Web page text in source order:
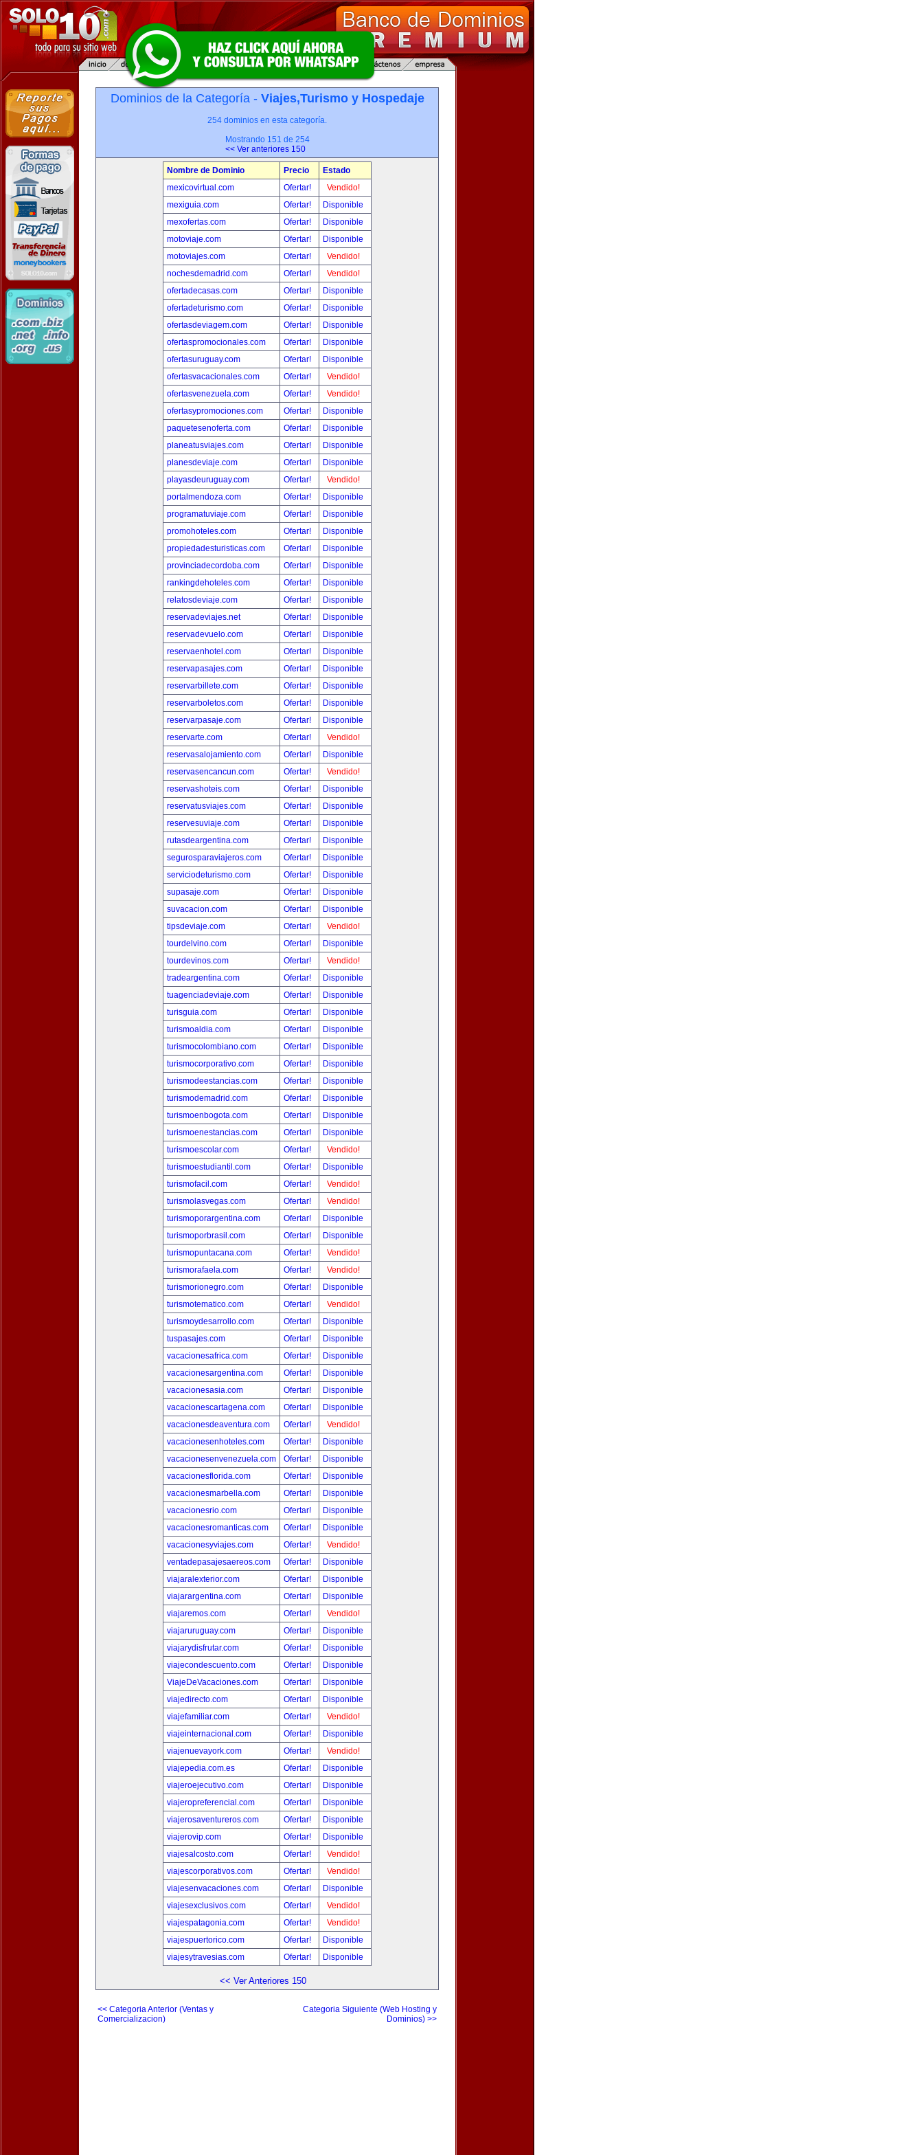
Dominios de la Categoría - Viajes,Turismo y Hospedaje
254 dominios en esta categoría.
Mostrando 151 de 254
<< Ver anteriores 150
Nombre de Dominio Precio
Estado
mexicovirtual.com
Ofertar!
Vendido!
mexiguia.com
Ofertar!
Disponible
mexofertas.com
Ofertar!
Disponible
motoviaje.com
Ofertar!
Disponible
motoviajes.com
Ofertar!
Vendido!
nochesdemadrid.com
Ofertar!
Vendido!
ofertadecasas.com
Ofertar!
Disponible
ofertadeturismo.com
Ofertar!
Disponible
ofertasdeviagem.com
Ofertar!
Disponible
ofertaspromocionales.com
Ofertar!
Disponible
ofertasuruguay.com
Ofertar!
Disponible
ofertasvacacionales.com
Ofertar!
Vendido!
ofertasvenezuela.com
Ofertar!
Vendido!
ofertasypromociones.com
Ofertar!
Disponible
paquetesenoferta.com
Ofertar!
Disponible
planeatusviajes.com
Ofertar!
Disponible
planesdeviaje.com
Ofertar!
Disponible
playasdeuruguay.com
Ofertar!
Vendido!
portalmendoza.com
Ofertar!
Disponible
programatuviaje.com
Ofertar!
Disponible
promohoteles.com
Ofertar!
Disponible
propiedadesturisticas.com
Ofertar!
Disponible
provinciadecordoba.com
Ofertar!
Disponible
rankingdehoteles.com
Ofertar!
Disponible
relatosdeviaje.com
Ofertar!
Disponible
reservadeviajes.net
Ofertar!
Disponible
reservadevuelo.com
Ofertar!
Disponible
reservaenhotel.com
Ofertar!
Disponible
reservapasajes.com
Ofertar!
Disponible
reservarbillete.com
Ofertar!
Disponible
reservarboletos.com
Ofertar!
Disponible
reservarpasaje.com
Ofertar!
Disponible
reservarte.com
Ofertar!
Vendido!
reservasalojamiento.com
Ofertar!
Disponible
reservasencancun.com
Ofertar!
Vendido!
reservashoteis.com
Ofertar!
Disponible
reservatusviajes.com
Ofertar!
Disponible
reservesuviaje.com
Ofertar!
Disponible
rutasdeargentina.com
Ofertar!
Disponible
segurosparaviajeros.com
Ofertar!
Disponible
serviciodeturismo.com
Ofertar!
Disponible
supasaje.com
Ofertar!
Disponible
suvacacion.com
Ofertar!
Disponible
tipsdeviaje.com
Ofertar!
Vendido!
tourdelvino.com
Ofertar!
Disponible
tourdevinos.com
Ofertar!
Vendido!
tradeargentina.com
Ofertar!
Disponible
tuagenciadeviaje.com
Ofertar!
Disponible
turisguia.com
Ofertar!
Disponible
turismoaldia.com
Ofertar!
Disponible
turismocolombiano.com
Ofertar!
Disponible
turismocorporativo.com
Ofertar!
Disponible
turismodeestancias.com
Ofertar!
Disponible
turismodemadrid.com
Ofertar!
Disponible
turismoenbogota.com
Ofertar!
Disponible
turismoenestancias.com
Ofertar!
Disponible
turismoescolar.com
Ofertar!
Vendido!
turismoestudiantil.com
Ofertar!
Disponible
turismofacil.com
Ofertar!
Vendido!
turismolasvegas.com
Ofertar!
Vendido!
turismoporargentina.com
Ofertar!
Disponible
turismoporbrasil.com
Ofertar!
Disponible
turismopuntacana.com
Ofertar!
Vendido!
turismorafaela.com
Ofertar!
Vendido!
turismorionegro.com
Ofertar!
Disponible
turismotematico.com
Ofertar!
Vendido!
turismoydesarrollo.com
Ofertar!
Disponible
tuspasajes.com
Ofertar!
Disponible
vacacionesafrica.com
Ofertar!
Disponible
vacacionesargentina.com
Ofertar!
Disponible
vacacionesasia.com
Ofertar!
Disponible
vacacionescartagena.com
Ofertar!
Disponible
vacacionesdeaventura.com
Ofertar!
Vendido!
vacacionesenhoteles.com
Ofertar!
Disponible
vacacionesenvenezuela.com
Ofertar!
Disponible
vacacionesflorida.com
Ofertar!
Disponible
vacacionesmarbella.com
Ofertar!
Disponible
vacacionesrio.com
Ofertar!
Disponible
vacacionesromanticas.com
Ofertar!
Disponible
vacacionesyviajes.com
Ofertar!
Vendido!
ventadepasajesaereos.com
Ofertar!
Disponible
viajaralexterior.com
Ofertar!
Disponible
viajarargentina.com
Ofertar!
Disponible
viajaremos.com
Ofertar!
Vendido!
viajaruruguay.com
Ofertar!
Disponible
viajarydisfrutar.com
Ofertar!
Disponible
viajecondescuento.com
Ofertar!
Disponible
ViajeDeVacaciones.com
Ofertar!
Disponible
viajedirecto.com
Ofertar!
Disponible
viajefamiliar.com
Ofertar!
Vendido!
viajeinternacional.com
Ofertar!
Disponible
viajenuevayork.com
Ofertar!
Vendido!
viajepedia.com.es
Ofertar!
Disponible
viajeroejecutivo.com
Ofertar!
Disponible
viajeropreferencial.com
Ofertar!
Disponible
viajerosaventureros.com
Ofertar!
Disponible
viajerovip.com
Ofertar!
Disponible
viajesalcosto.com
Ofertar!
Vendido!
viajescorporativos.com
Ofertar!
Vendido!
viajesenvacaciones.com
Ofertar!
Disponible
viajesexclusivos.com
Ofertar!
Vendido!
viajespatagonia.com
Ofertar!
Vendido!
viajespuertorico.com
Ofertar!
Disponible
viajesytravesias.com
Ofertar! Disponible
<< Ver Anteriores 150
<< Categoria Anterior (Ventas y
Comercializacion)
Categoria Siguiente (Web Hosting y
Dominios) >>